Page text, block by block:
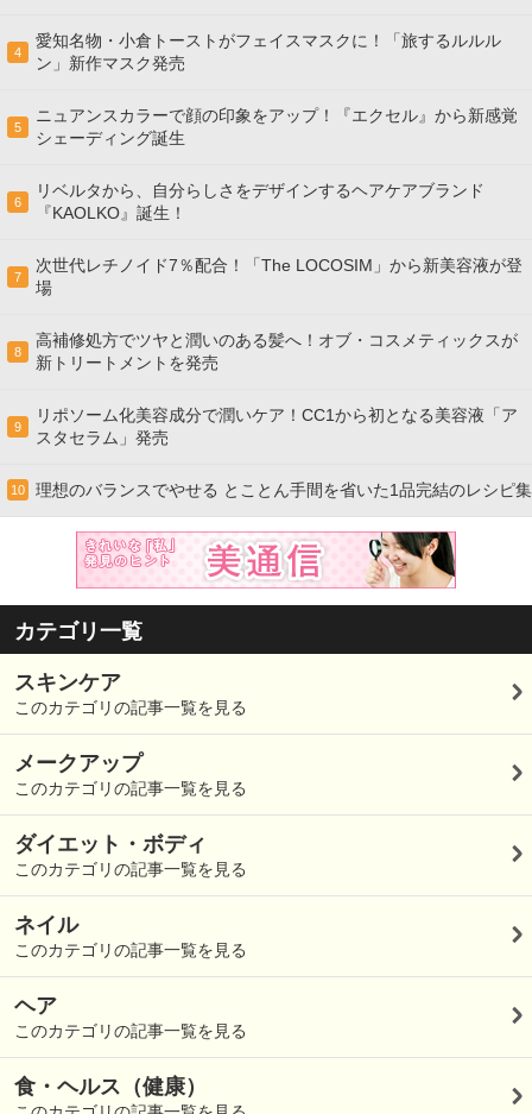
4
愛知名物・小倉トーストがフェイスマスクに！「旅するルルル
ン」新作マスク発売
5
ニュアンスカラーで顔の印象をアップ！『エクセル』から新感覚
シェーディング誕生
6
リベルタから、自分らしさをデザインするヘアケアブランド
『KAOLKO』誕生！
7
次世代レチノイド7％配合！「The LOCOSIM」から新美容液が登
場
8
高補修処方でツヤと潤いのある髪へ！オブ・コスメティックスが
新トリートメントを発売
9
リポソーム化美容成分で潤いケア！CC1から初となる美容液「ア
スタセラム」発売
10 理想のバランスでやせる とことん手間を省いた1品完結のレシピ集
カテゴリ一覧
スキンケア
このカテゴリの記事一覧を見る
メークアップ
このカテゴリの記事一覧を見る
ダイエット・ボディ
このカテゴリの記事一覧を見る
ネイル
このカテゴリの記事一覧を見る
ヘア
このカテゴリの記事一覧を見る
食・ヘルス（健康）